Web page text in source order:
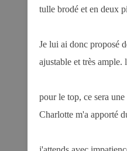
tulle brodé et en deux
Je lui ai donc proposé
ajustable et très ample.
pour le top, ce sera
Charlotte m'a apporté